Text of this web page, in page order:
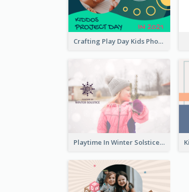
Crafting Play Day Kids Photo Book
Playtime In Winter Solstice Kids Photobook